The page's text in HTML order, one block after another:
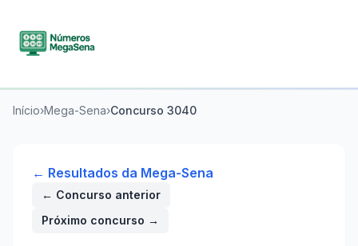
Início›Mega-Sena›Concurso 3040
← Resultados da Mega-Sena
← Concurso anterior
Próximo concurso →